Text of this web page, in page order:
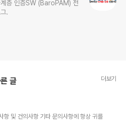
계층 인증SW (BaroPAM) 전
.
글 더보기
항 및 건의사항 기타 문의사항에 항상 귀를